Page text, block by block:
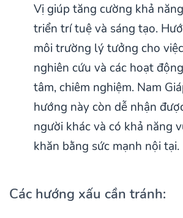
Vị giúp tăng cường khả
triển trí tuệ và sáng tạo.
môi trường lý tưởng cho
nghiên cứu và các hoạt
tâm, chiêm nghiệm. Nam
hướng này còn dễ nhận
người khác và có khả năng
khăn bằng sức mạnh nội tại.
Các hướng xấu cần tránh: